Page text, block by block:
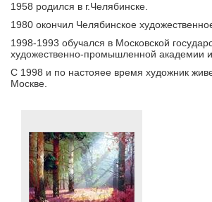
1958 родился в г.Челябинске.
1980 окончил Челябинское
1998-1993 обучался в Московской
художественно-промышленной академии
С 1998 и по настояее время художник
Москве.